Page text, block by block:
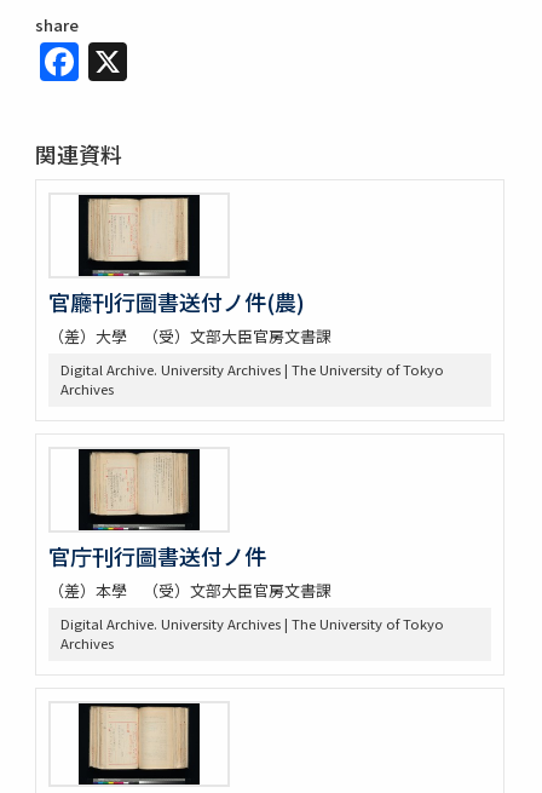
share
Facebook
関連資料
官廳刊行圖書送付ノ件(農)
（差）大學 （受）文部大臣官房文書課
Digital Archive. University Archives | The University of Tokyo
Archives
官庁刊行圖書送付ノ件
（差）本學 （受）文部大臣官房文書課
Digital Archive. University Archives | The University of Tokyo
Archives